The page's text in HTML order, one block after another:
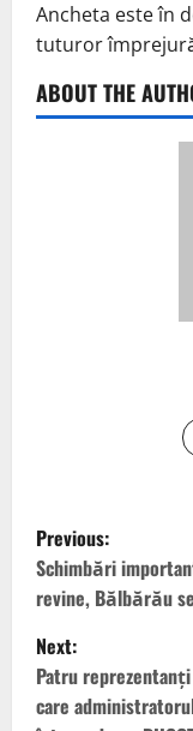
Ancheta este în
tuturor
ABOUT THE
Previous:
Schimbări
revine, Bălbărău
Next:
Patru
care